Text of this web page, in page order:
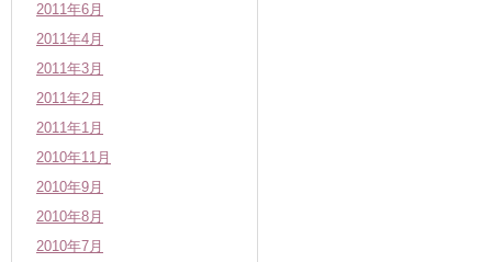
2011年6月
2011年4月
2011年3月
2011年2月
2011年1月
2010年11月
2010年9月
2010年8月
2010年7月